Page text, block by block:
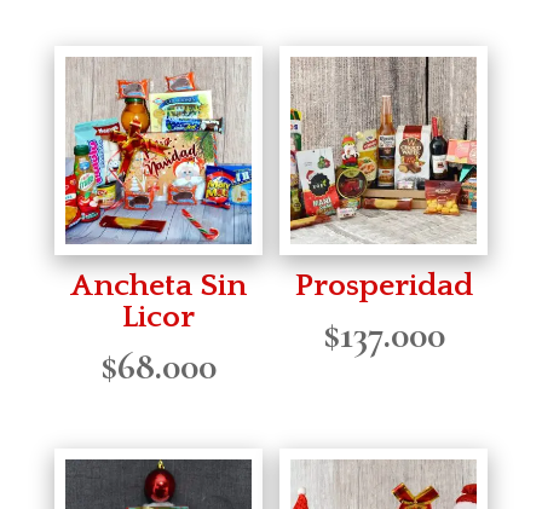
Ancheta Sin
Licor
$68.000
Prosperidad
$137.000